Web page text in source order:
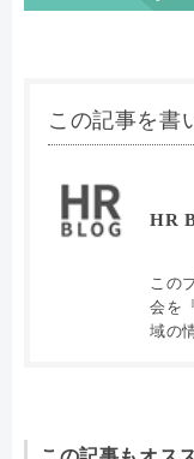
この記事を書
HR
この
会を
域の